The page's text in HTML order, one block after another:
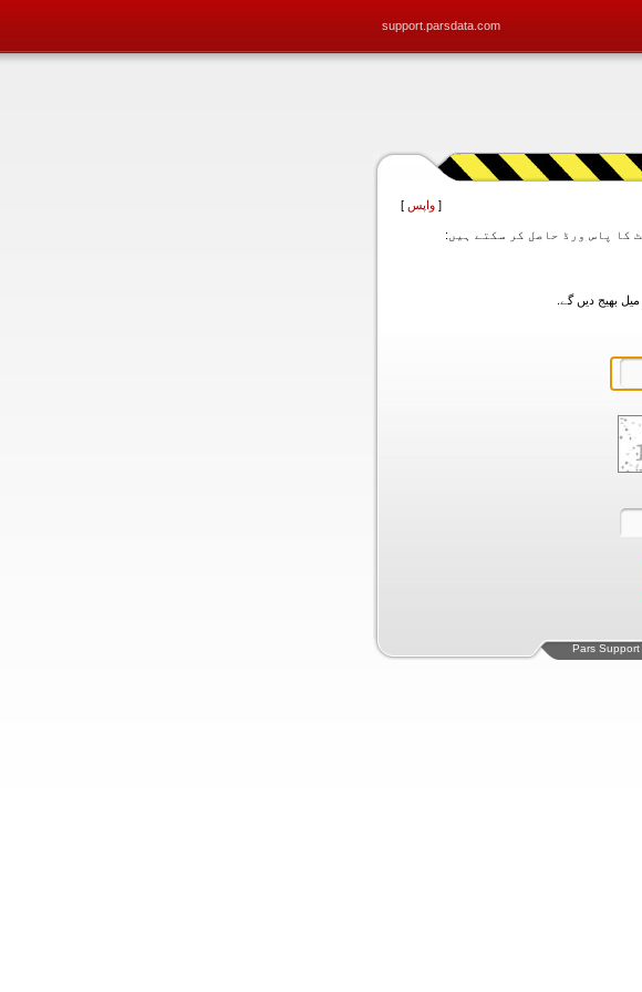
support.parsdata.com
[ واپس ]
Pars Support